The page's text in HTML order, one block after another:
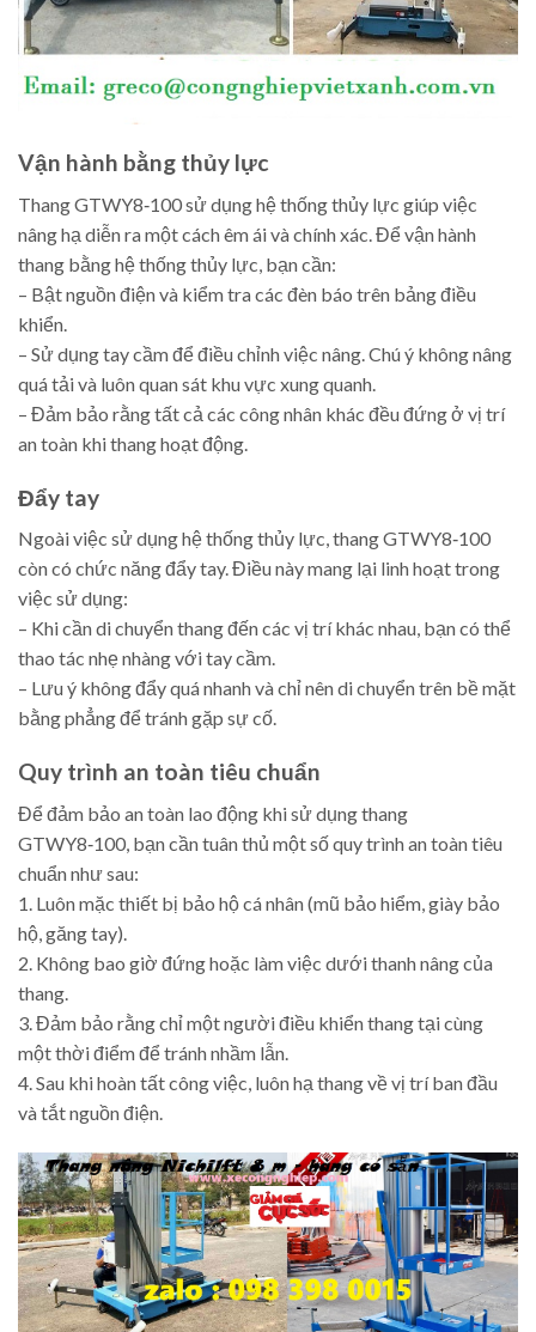
Vận hành bằng thủy lực
Thang GTWY8‑100 sử dụng hệ thống thủy lực giúp việc
nâng hạ diễn ra một cách êm ái và chính xác. Để vận hành
thang bằng hệ thống thủy lực, bạn cần:
– Bật nguồn điện và kiểm tra các đèn báo trên bảng điều
khiển.
– Sử dụng tay cầm để điều chỉnh việc nâng. Chú ý không nâng
quá tải và luôn quan sát khu vực xung quanh.
– Đảm bảo rằng tất cả các công nhân khác đều đứng ở vị trí
an toàn khi thang hoạt động.
Đẩy tay
Ngoài việc sử dụng hệ thống thủy lực, thang GTWY8‑100
còn có chức năng đẩy tay. Điều này mang lại linh hoạt trong
việc sử dụng:
– Khi cần di chuyển thang đến các vị trí khác nhau, bạn có thể
thao tác nhẹ nhàng với tay cầm.
– Lưu ý không đẩy quá nhanh và chỉ nên di chuyển trên bề mặt
bằng phẳng để tránh gặp sự cố.
Quy trình an toàn tiêu chuẩn
Để đảm bảo an toàn lao động khi sử dụng thang
GTWY8‑100, bạn cần tuân thủ một số quy trình an toàn tiêu
chuẩn như sau:
1. Luôn mặc thiết bị bảo hộ cá nhân (mũ bảo hiểm, giày bảo
hộ, găng tay).
2. Không bao giờ đứng hoặc làm việc dưới thanh nâng của
thang.
3. Đảm bảo rằng chỉ một người điều khiển thang tại cùng
một thời điểm để tránh nhầm lẫn.
4. Sau khi hoàn tất công việc, luôn hạ thang về vị trí ban đầu
và tắt nguồn điện.